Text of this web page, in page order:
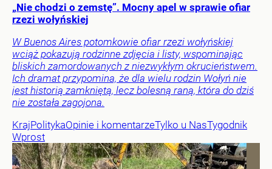
„Nie chodzi o zemstę”. Mocny apel w sprawie ofiar
rzezi wołyńskiej
W Buenos Aires potomkowie ofiar rzezi wołyńskiej
wciąż pokazują rodzinne zdjęcia i listy, wspominając
bliskich zamordowanych z niezwykłym okrucieństwem.
Ich dramat przypomina, że dla wielu rodzin Wołyń nie
jest historią zamkniętą, lecz bolesną raną, która do dziś
nie została zagojona.
KrajPolitykaOpinie i komentarzeTylko u NasTygodnik
Wprost